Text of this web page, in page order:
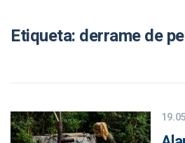
Etiqueta: derrame de